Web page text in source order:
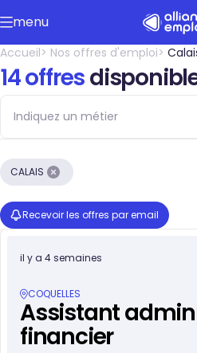
Accéder au contenu principal
Afficher le
menu
le menu
Accueil Nos offres d'emploi
14 offres
CALAIS
Recevoir les offres par email
il y a 4 semaines
COQUELLES
Assistant
financier